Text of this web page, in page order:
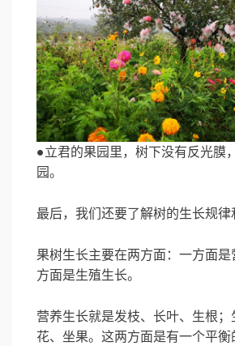
●立君的果园里，树下没有反光膜
园。
最后，我们还要了解树的生长规律
果树生长主要在两方面：一方面
方面是生殖生长。
营养生长就是发枝、长叶、生根
花、坐果。这两方面是有一个平